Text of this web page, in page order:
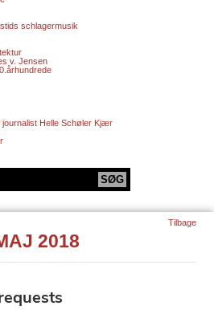
schlagermusik
v. Jensen
Helle Schøler Kjær
2018
Tilbage